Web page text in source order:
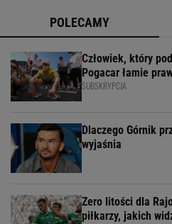
POLECAMY
Człowiek, który
Pogacar łamie
SUBSKRYPCJA
Dlaczego Górnik
wyjaśnia
Zero litości dla
piłkarzy, jakich